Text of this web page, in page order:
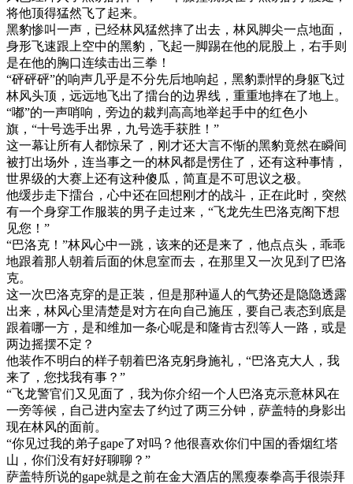
将他顶得猛然飞了起来。
黑豹惨叫一声，已经林风猛然摔了出去，林风脚尖一点地面，
身形飞速跟上空中的黑豹，飞起一脚踢在他的屁股上，右手则
是在他的胸口连续击出三拳！
“砰砰砰”的响声几乎是不分先后地响起，黑豹剽悍的身躯飞过
林风头顶，远远地飞出了擂台的边界线，重重地摔在了地上。
“嘟”的一声哨响，旁边的裁判高高地举起手中的红色小
旗，“十号选手出界，九号选手获胜！”
这一幕让所有人都惊呆了，刚才还大言不惭的黑豹竟然在瞬间
被打出场外，连当事之一的林风都是愣住了，还有这种事情，
世界级的大赛上还有这种傻瓜，简直是不可思议之极。
他缓步走下擂台，心中还在回想刚才的战斗，正在此时，突然
有一个身穿工作服装的男子走过来，“飞龙先生巴洛克阁下想
见您！”
“巴洛克！”林风心中一跳，该来的还是来了，他点点头，乖乖
地跟着那人朝着后面的休息室而去，在那里又一次见到了巴洛
克。
这一次巴洛克穿的是正装，但是那种逼人的气势还是隐隐透露
出来，林风心里清楚是对方在向自己施压，要自己表态到底是
跟着哪一方，是和维加一条心呢是和隆肯古烈等人一路，或是
两边摇摆不定？
他装作不明白的样子朝着巴洛克躬身施礼，“巴洛克大人，我
来了，您找我有事？”
“飞龙警官们又见面了，我为你介绍一个人巴洛克示意林风在
一旁等候，自己进内室去了约过了两三分钟，萨盖特的身影出
现在林风的面前。
“你见过我的弟子gape了对吗？他很喜欢你们中国的香烟红塔
山，你们没有好好聊聊？”
萨盖特所说的gape就是之前在金大酒店的黑瘦泰拳高手很崇拜